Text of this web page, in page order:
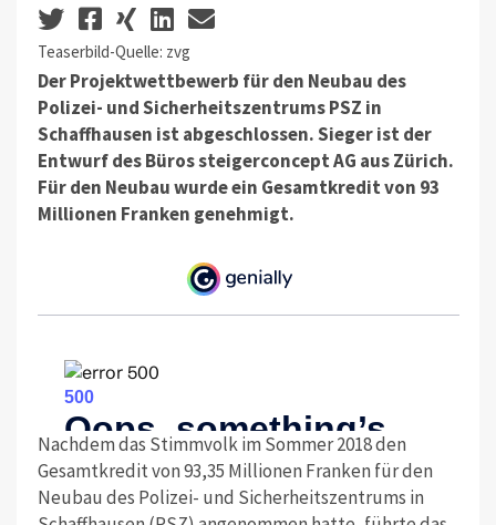
Teaserbild-Quelle: zvg
Der Projektwettbewerb für den Neubau des
Polizei- und Sicherheitszentrums PSZ in
Schaffhausen ist abgeschlossen. Sieger ist der
Entwurf des Büros steigerconcept AG aus Zürich.
Für den Neubau wurde ein Gesamtkredit von 93
Millionen Franken genehmigt.
Nachdem das Stimmvolk im Sommer 2018 den
Gesamtkredit von 93,35 Millionen Franken für den
Neubau des Polizei- und Sicherheitszentrums in